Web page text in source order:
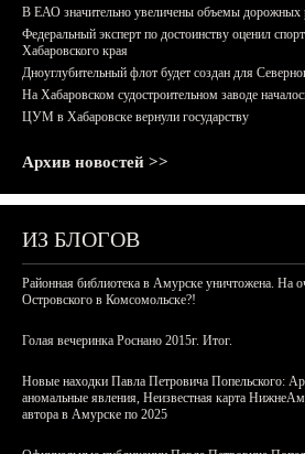
В ЕАО значительно увеличены объемы дорожных
Федеральный эксперт по достоинству оценил
Хабаровского края
Дноуглубительный флот будет создан для
На Хабаровском судостроительном заводе
ЦУМ в Хабаровске вернули государству
Архив новостей >>
ИЗ БЛОГОВ
Районная библиотека в Амурске уничтожена. На
Островского в Комсомольске?!
Голая вечеринка Роснано 2015г. Итог.
Новые находки Павла Петровича Попельского:
аномальные явления, Неизвестная карта
автора в Амурске по 2025